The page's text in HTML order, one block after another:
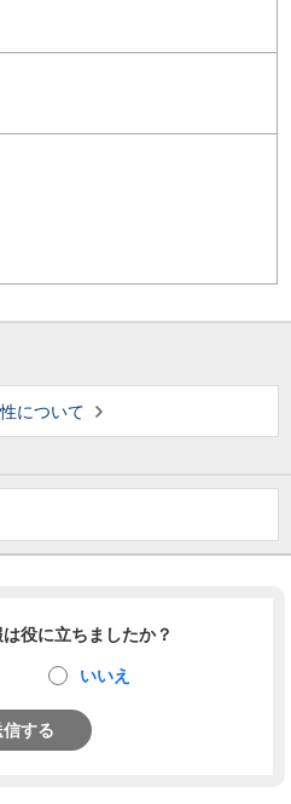
について
役に立ちましたか？
いいえ
信する